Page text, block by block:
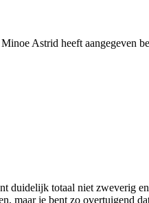
Astrid heeft aangegeven
duidelijk totaal niet zweverig
maar je bent zo overtuigend